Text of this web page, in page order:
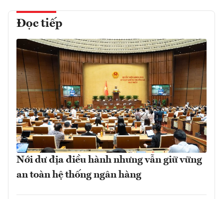
Đọc tiếp
Nới dư địa điều hành nhưng vẫn giữ vững
an toàn hệ thống ngân hàng